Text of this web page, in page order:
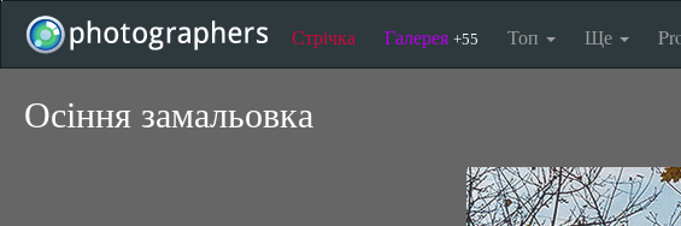
Стрічка Галерея +55 Топ Ще
Осіння замальовка